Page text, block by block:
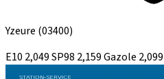
Yzeure (03400)
E10 2,049SP98 2,159Gazole 2,099